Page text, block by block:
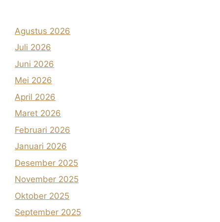
Agustus 2026
Juli 2026
Juni 2026
Mei 2026
April 2026
Maret 2026
Februari 2026
Januari 2026
Desember 2025
November 2025
Oktober 2025
September 2025